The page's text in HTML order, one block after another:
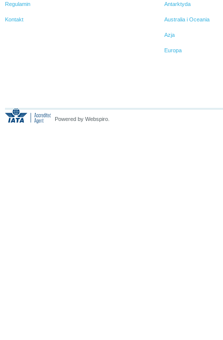
Regulamin
Kontakt
Antarktyda
Australia i Oceania
Azja
Europa
Powered by Webspiro.